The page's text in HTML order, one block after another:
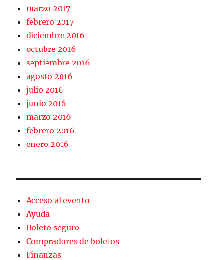
marzo 2017
febrero 2017
diciembre 2016
octubre 2016
septiembre 2016
agosto 2016
julio 2016
junio 2016
marzo 2016
febrero 2016
enero 2016
Acceso al evento
Ayuda
Boleto seguro
Compradores de boletos
Finanzas